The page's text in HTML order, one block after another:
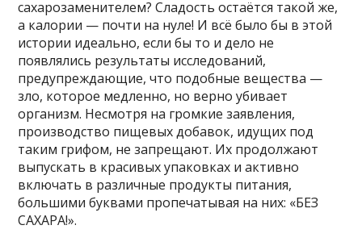
сахарозаменителем? Сладость остаётся такой же,
а калории — почти на нуле! И всё было бы в этой
истории идеально, если бы то и дело не
появлялись результаты исследований,
предупреждающие, что подобные вещества —
зло, которое медленно, но верно убивает
организм. Несмотря на громкие заявления,
производство пищевых добавок, идущих под
таким грифом, не запрещают. Их продолжают
выпускать в красивых упаковках и активно
включать в различные продукты питания,
большими буквами пропечатывая на них: «БЕЗ
САХАРА!».